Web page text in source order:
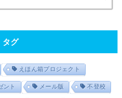
タグ
えほん箱プロジェクト
ント メール版 不登校